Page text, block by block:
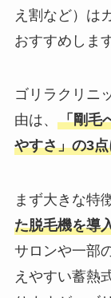
え割など）は
おすすめします
ゴリラクリニ
由は、 「剛毛
やすさ」の3
まず大きな特
た脱毛機を導
サロンや一部
えやすい蓄熱